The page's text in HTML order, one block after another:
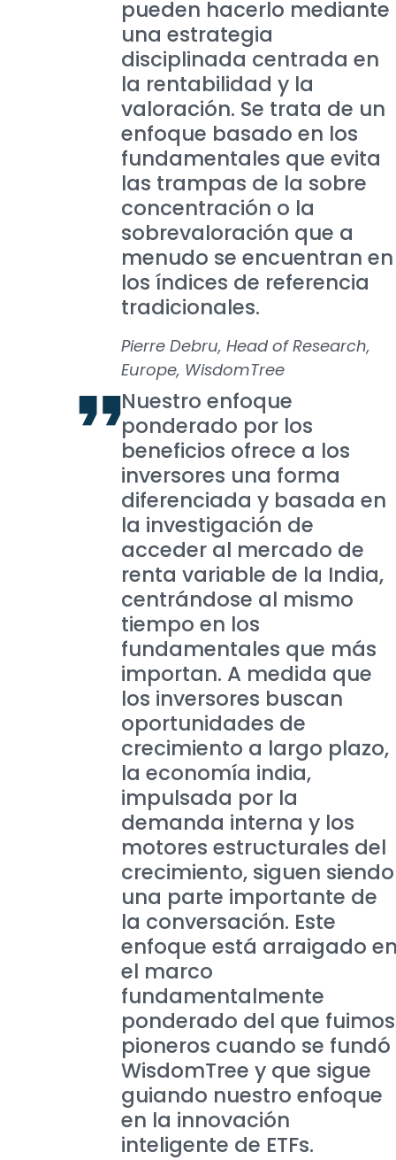
pueden hacerlo mediante
una estrategia
disciplinada centrada en
la rentabilidad y la
valoración. Se trata de un
enfoque basado en los
fundamentales que evita
las trampas de la sobre
concentración o la
sobrevaloración que a
menudo se encuentran en
los índices de referencia
tradicionales.
Pierre Debru, Head of Research,
Europe, WisdomTree
Nuestro enfoque
ponderado por los
beneficios ofrece a los
inversores una forma
diferenciada y basada en
la investigación de
acceder al mercado de
renta variable de la India,
centrándose al mismo
tiempo en los
fundamentales que más
importan. A medida que
los inversores buscan
oportunidades de
crecimiento a largo plazo,
la economía india,
impulsada por la
demanda interna y los
motores estructurales del
crecimiento, siguen siendo
una parte importante de
la conversación. Este
enfoque está arraigado
el marco
fundamentalmente
ponderado del que fuimos
pioneros cuando se fundó
WisdomTree y que sigue
guiando nuestro enfoque
en la innovación
inteligente de ETFs.